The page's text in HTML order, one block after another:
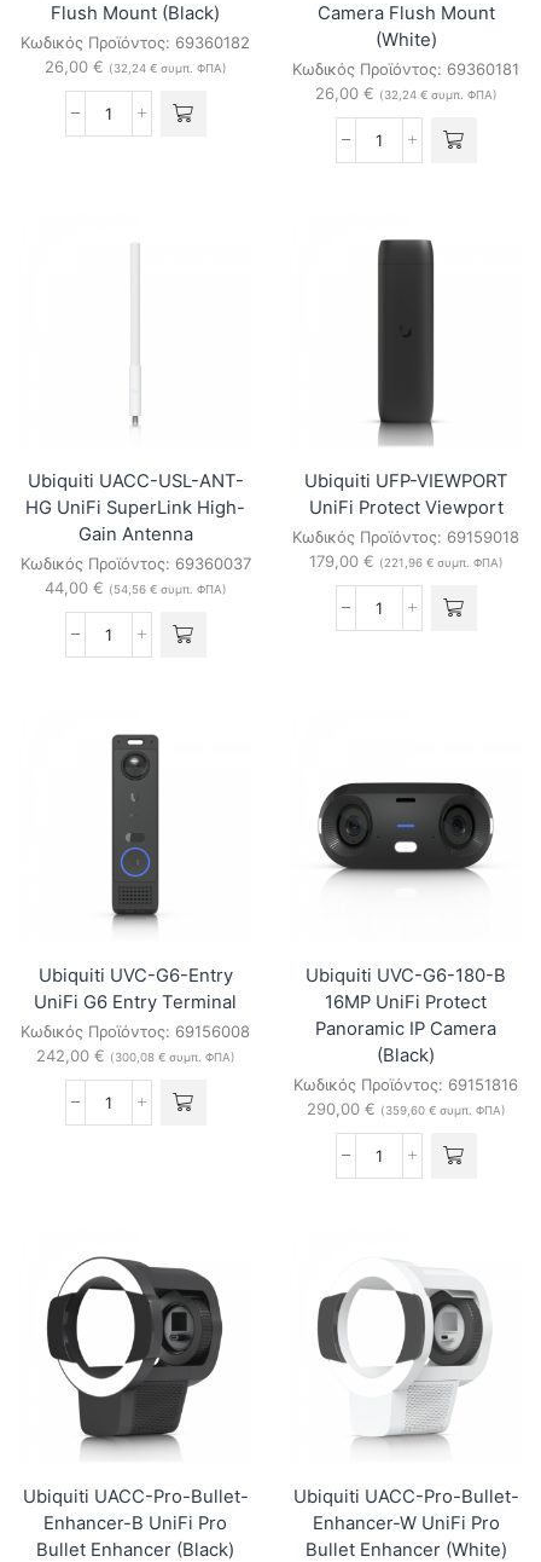
Flush Mount (Black)
Κωδικός Προϊόντος: 69360182
26,00 € (32,24 €συμπ. ΦΠΑ)
Ubiquiti
ποσότητα
Camera Flush Mount
(White)
Κωδικός Προϊόντος: 69360181
26,00 € (32,24 €συμπ. ΦΠΑ)
Ubiquiti
FM-
Mount
(White)
ποσότητα
Ubiquiti UACC-USL-ANT-
HG UniFi SuperLink High-
Gain Antenna
Κωδικός Προϊόντος: 69360037
44,00 € (54,56 €συμπ. ΦΠΑ)
Ubiquiti
HG
UniFi
SuperLink
High-
Antenna
ποσότητα
Ubiquiti UFP-VIEWPORT
UniFi Protect Viewport
Κωδικός Προϊόντος: 69159018
179,00 € (221,96 €συμπ. ΦΠΑ)
Ubiquiti
Ubiquiti UVC-G6-Entry
UniFi G6 Entry Terminal
Κωδικός Προϊόντος: 69156008
242,00 € (300,08 €συμπ. ΦΠΑ)
Ubiquiti
Terminal
ποσότητα
Ubiquiti UVC-G6-180-B
16MP UniFi Protect
Panoramic IP Camera
(Black)
Κωδικός Προϊόντος: 69151816
290,00 € (359,60 €συμπ. ΦΠΑ)
Ubiquiti
16MP
UniFi
Protect
Panoramic
IP
Camera
(Black)
ποσότητα
Ubiquiti UACC-Pro-Bullet-
Enhancer-B UniFi Pro
Bullet Enhancer (Black)
Ubiquiti UACC-Pro-Bullet-
Enhancer-W UniFi Pro
Bullet Enhancer (White)